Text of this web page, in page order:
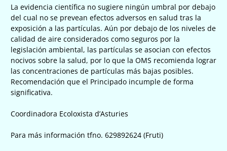
La evidencia científica no sugiere ningún umbral por debajo
del cual no se prevean efectos adversos en salud tras la
exposición a las partículas. Aún por debajo de los niveles de
calidad de aire considerados como seguros por la
legislación ambiental, las partículas se asocian con efectos
nocivos sobre la salud, por lo que la OMS recomienda lograr
las concentraciones de partículas más bajas posibles.
Recomendación que el Principado incumple de forma
significativa.
Coordinadora Ecoloxista d’Asturies
Para más información tfno. 629892624 (Fruti)